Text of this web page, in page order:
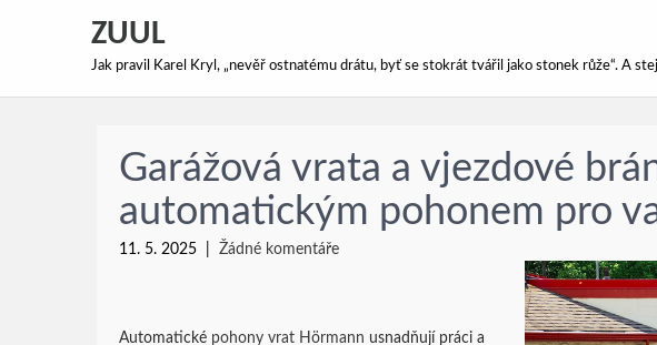
ZUUL
Jak pravil Karel Kryl, „nevěř ostnatému drátu, byť se stokrát tvářil jako stonek růže“. A
Garážová vrata a vjezdové
automatickým pohonem pro
11. 5. 2025 Žádné komentáře
Automatické pohony vrat Hörmann usnadňují práci a